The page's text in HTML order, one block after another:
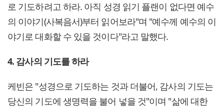
로 기도하려고 하라. 아직 성경 읽기 플랜이 없다면 예수
의 이야기(사복음서)부터 읽어보라"며 "예수께 예수의 이
야기로 대화할 수 있을 것이다"라고 말했다.
4. 감사의 기도를 하라
케빈은 "성경으로 기도하는 것과 더불어, 감사의 기도는
당신의 기도에 생명력을 불어 넣을 것"이며 "삶에 대한